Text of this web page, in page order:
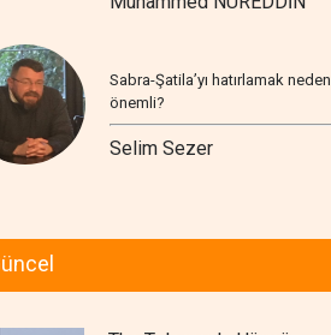
Sabra-Şatila’yı hatırlamak neden
önemli?
Selim Sezer